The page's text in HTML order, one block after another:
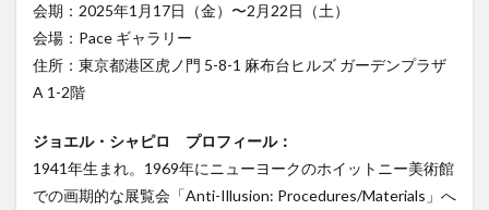
会期：2025年1月17日（金）〜2月22日（土）
会場：Pace ギャラリー
住所：東京都港区虎ノ門 5-8-1 麻布台ヒルズ ガーデンプラザ
A 1-2階
ジョエル・シャピロ プロフィール：
1941年生まれ。1969年にニューヨークのホイットニー美術館
での画期的な展覧会「Anti-Illusion: Procedures/Materials」へ